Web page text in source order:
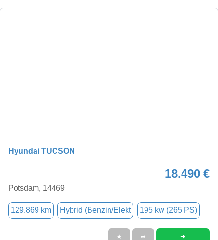
Hyundai TUCSON
18.490 €
Potsdam, 14469
129.869 km Hybrid (Benzin/Elekt 195 kw (265 PS)
★ ➦ ➜